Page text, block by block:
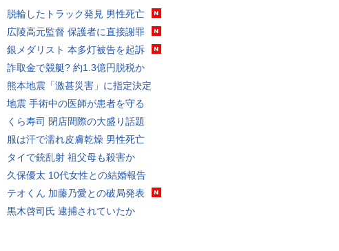
脱輪したトラック発見 男性死亡
広陵高元監督 保護者に直接謝罪
銀メダリスト 本多灯被告を起訴
詐取金で競艇? 約1.3億円脱税か
熊本地震「激甚災害」に指定決定
地震 手術中の医師が患者を守る
くら寿司 閉店間際の大盛り話題
服は汗で濡れ皮膚乾燥 男性死亡
タイで銃乱射 祖父母も殺害か
久保優太 10代女性との結婚報告
テオくん 加藤乃愛との破局発表
黒木啓司氏 逮捕されていたか